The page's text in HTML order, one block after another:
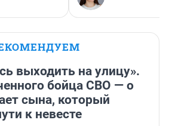
выходить на улицу».
бойца СВО — о
сына, который
к невесте